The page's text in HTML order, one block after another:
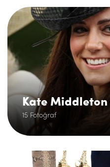
Kate Middleton
15 Fotoğraf